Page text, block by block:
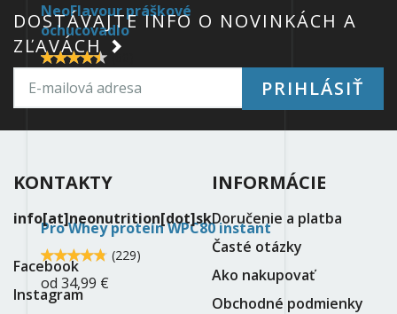
NeoFlavour práškové
ochucovadlo
4.4666654.5
(60
od 4,99 €
protein-
whey-
neo-
nutrition.jpg
Pro Whey proteín WPC80 instant
4.7991254.8
(229)
od 34,99 €
DOSTÁVAJTE INFO O NOVINKÁCH A
ZĽAVÁCH
PRIHLÁSIŤ
KONTAKTY
info[at]neonutrition[dot]sk
Facebook
Instagram
INFORMÁCIE
Doručenie a platba
Časté otázky
Ako nakupovať
Obchodné podmienky